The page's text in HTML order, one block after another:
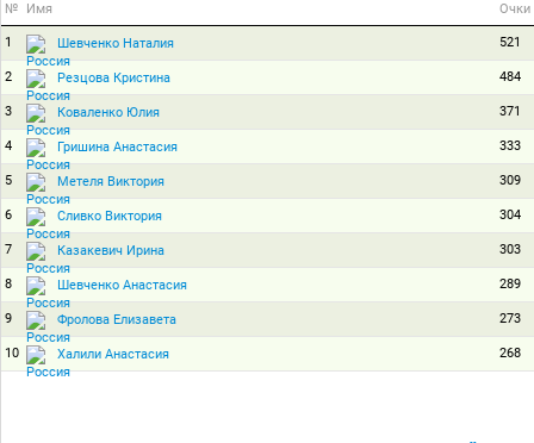
№ Имя Очки
1 Шевченко Наталия 521
2 Резцова Кристина 484
3 Коваленко Юлия 371
4 Гришина Анастасия 333
5 Метеля Виктория 309
6 Сливко Виктория 304
7 Казакевич Ирина 303
8 Шевченко Анастасия 289
9 Фролова Елизавета 273
10 Халили Анастасия 268